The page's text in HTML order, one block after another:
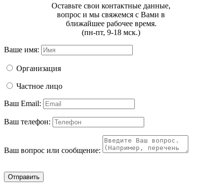
Оставьте свои контактные данные,
вопрос и мы свяжемся с Вами в
ближайшее рабочее время.
(пн-пт, 9-18 мск.)
Ваше имя:
Организация
Частное лицо
Ваш Email:
Ваш телефон:
Ваш вопрос или сообщение:
Отправить